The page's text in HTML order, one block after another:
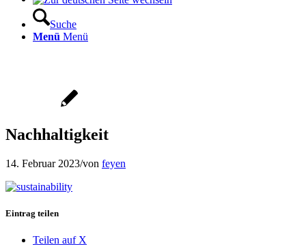
Suche
Menü Menü
Nachhaltigkeit
14. Februar 2023/von feyen
Eintrag teilen
Teilen auf X